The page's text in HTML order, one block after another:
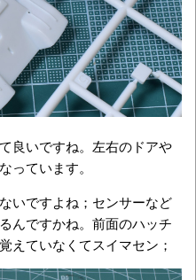
良いですね。左右のドアや
っています。
いですよね；センサーなど
んですかね。前面のハッチ
えていなくてスイマセン；